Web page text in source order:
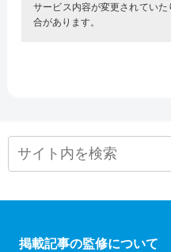
サービス内容が変更されてい
合があります。
掲載記事の監修について